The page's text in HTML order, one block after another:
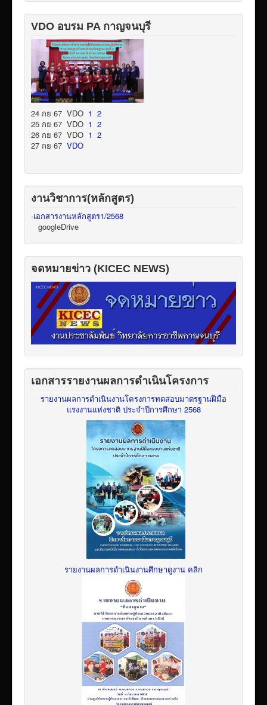
VDO อบรม PA กาญจนบุรี
24 กย 67 VDO 1 2
25 กย 67 VDO 1 2
26 กย 67 VDO 1 2
27 กย 67 VDO
งานวิชาการ(หลักสูตร)
-เอกสารงานหลักสูตร1/2568
googleDrive
จดหมายข่าว (KICEC NEWS)
เอกสารรายงานผลการดำเนินโครงการ
รายงานผลการดำเนินงานโครงการทดสอบมาตรฐานฝีมือ
แรงงานแห่งชาติ ประจำปีการศึกษา 2568
รายงานผลการดำเนินงานศึกษาดูงาน คลิก